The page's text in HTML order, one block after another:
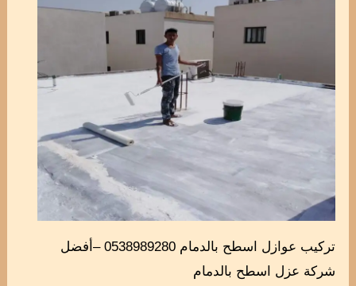
تركيب عوازل اسطح بالدمام 0538989280 –أفضل
شركة عزل اسطح بالدمام